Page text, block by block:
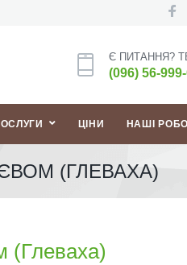
Є ПИТАННЯ?
(096) 56-
ЦІНИ НАШІ
(ГЛЕВАХА)
(Глеваха)